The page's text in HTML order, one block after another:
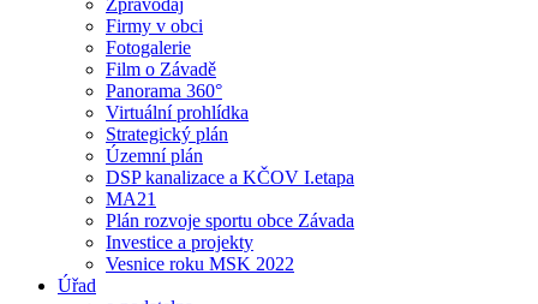
Zpravodaj
Firmy v obci
Fotogalerie
Film o Závadě
Panorama 360°
Virtuální prohlídka
Strategický plán
Územní plán
DSP kanalizace a KČOV I.etapa
MA21
Plán rozvoje sportu obce Závada
Investice a projekty
Vesnice roku MSK 2022
Úřad